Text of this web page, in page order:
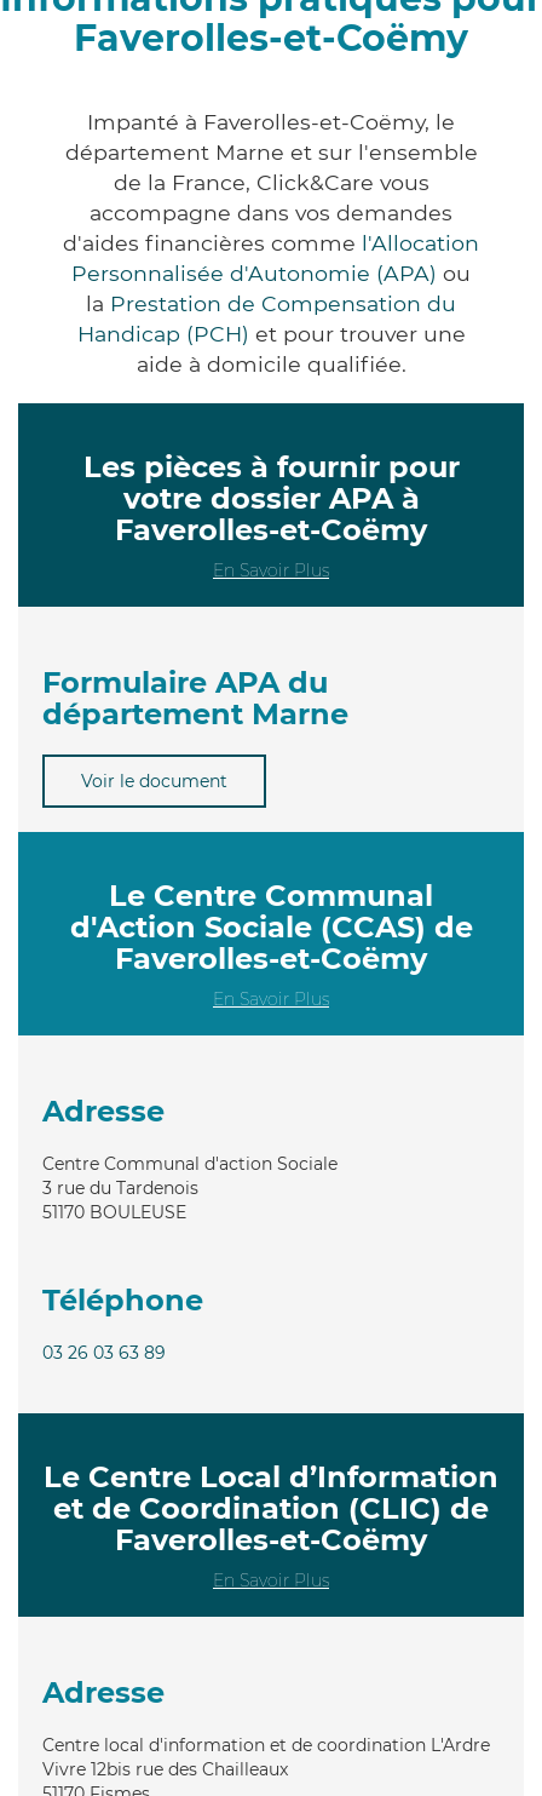
Faverolles-et-Coëmy
Impanté à Faverolles-et-Coëmy, le
département Marne et sur l'ensemble
de la France, Click&Care vous
accompagne dans vos demandes
d'aides financières comme l'Allocation
Personnalisée d'Autonomie (APA) ou
la Prestation de Compensation du
Handicap (PCH) et pour trouver une
aide à domicile qualifiée.
Les pièces à fournir pour
votre dossier APA à
Faverolles-et-Coëmy
En Savoir Plus
Formulaire APA du
département Marne
Voir le document
Le Centre Communal
d'Action Sociale (CCAS) de
Faverolles-et-Coëmy
En Savoir Plus
Adresse
Centre Communal d'action Sociale
3 rue du Tardenois
51170 BOULEUSE
Téléphone
03 26 03 63 89
Le Centre Local d’Information
et de Coordination (CLIC) de
Faverolles-et-Coëmy
En Savoir Plus
Adresse
Centre local d'information et de coordination L'Ardre
Vivre 12bis rue des Chailleaux